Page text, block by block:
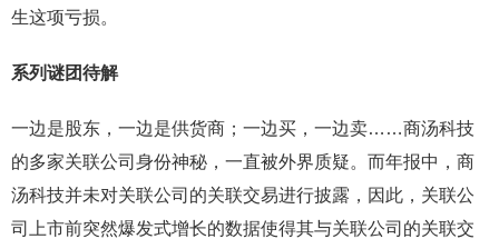
生这项亏损。
系列谜团待解
一边是股东，一边是供货商；一边买，一边卖……商汤科技
的多家关联公司身份神秘，一直被外界质疑。而年报中，商
汤科技并未对关联公司的关联交易进行披露，因此，关联公
司上市前突然爆发式增长的数据使得其与关联公司的关联交